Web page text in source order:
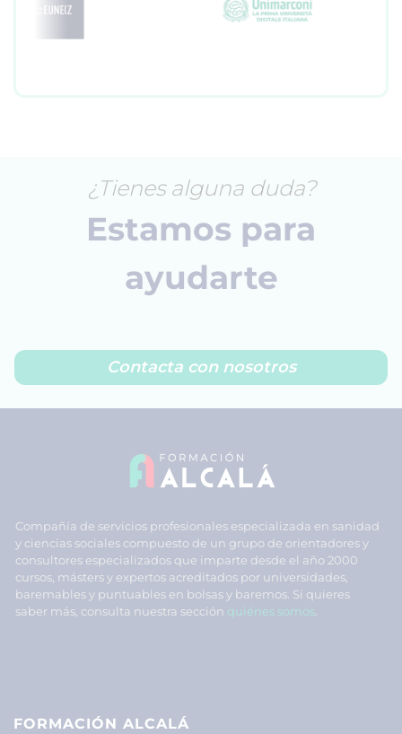
¿Tienes alguna duda?
Estamos para
ayudarte
Contacta con nosotros
Compañía de servicios profesionales especializada en sanidad
y ciencias sociales compuesto de un grupo de orientadores y
consultores especializados que imparte desde el año 2000
cursos, másters y expertos acreditados por universidades,
baremables y puntuables en bolsas y baremos. Si quieres
saber más, consulta nuestra sección quiénes somos
FORMACIÓN ALCALÁ